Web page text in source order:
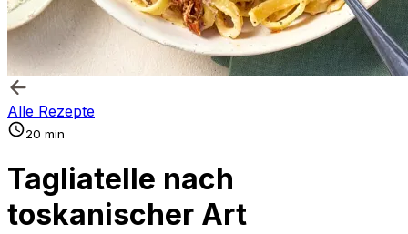
Alle Rezepte
20 min
Tagliatelle nach
toskanischer Art